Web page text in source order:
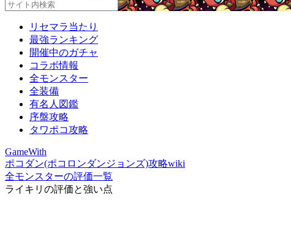
リセマラ当たり
最強ランキング
開催中のガチャ
コラボ情報
全モンスター
全装備
有名人図鑑
序盤攻略
タワポコ攻略
GameWith
ポコダン(ポコロンダンジョンズ)攻略wiki
全モンスターの評価一覧
ライキリの評価と強い点